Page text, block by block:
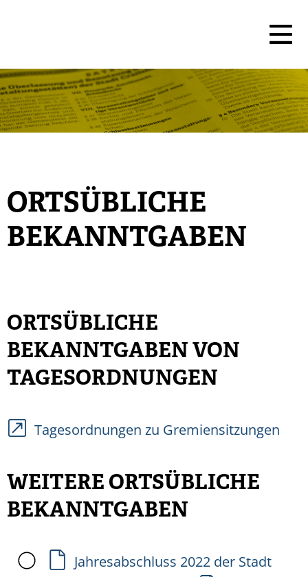
ORTSÜBLICHE
BEKANNTGABEN
ORTSÜBLICHE
BEKANNTGABEN VON
TAGESORDNUNGEN
Tagesordnungen zu Gremiensitzungen
WEITERE ORTSÜBLICHE
BEKANNTGABEN
Jahresabschluss 2022 der Stadt